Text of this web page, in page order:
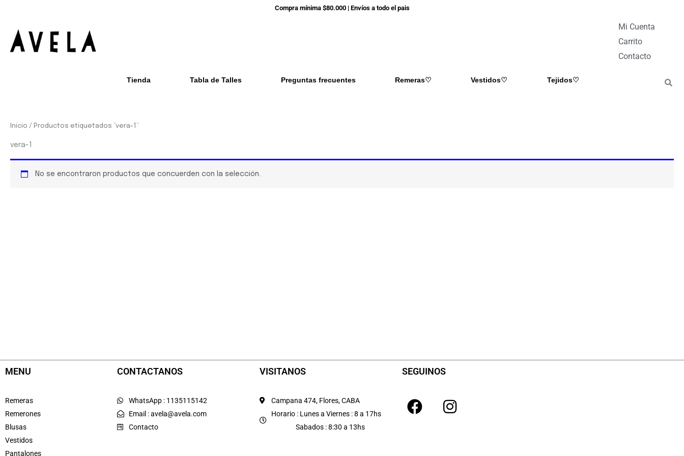
contenido
Compra mínima $80.000 | Envíos a todo el pais
Tienda Tabla de Talles Preguntas frecuentes Remeras♡ Vestidos♡ Tejidos♡
Mi Cuenta
Carrito
Contacto
Inicio / Productos etiquetados “vera-1”
vera-1
No se encontraron productos que concuerden con la selección.
MENU
Remeras
Remerones
Blusas
Vestidos
Pantalones
CONTACTANOS
WhatsApp : 1135115142
Email : avela@avela.com
Contacto
VISITANOS
Campana 474, Flores, CABA
Horario : Lunes a Viernes : 8 a 17hs
Sabados : 8:30 a 13hs
SEGUINOS
F
a
I
n